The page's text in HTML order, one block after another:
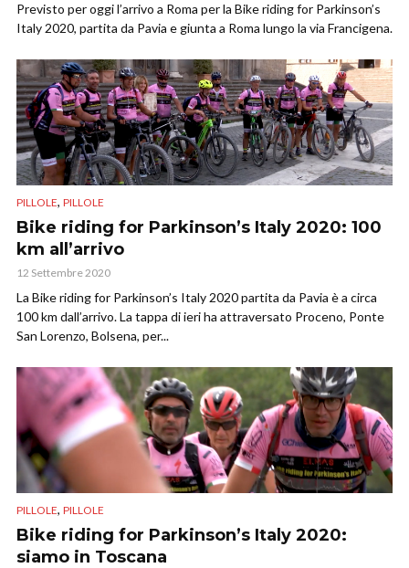
Previsto per oggi l’arrivo a Roma per la Bike riding for Parkinson’s
Italy 2020, partita da Pavia e giunta a Roma lungo la via Francigena.
PILLOLE, PILLOLE
Bike riding for Parkinson’s Italy 2020: 100
km all’arrivo
12 Settembre 2020
La Bike riding for Parkinson’s Italy 2020 partita da Pavia è a circa
100 km dall’arrivo. La tappa di ieri ha attraversato Proceno, Ponte
San Lorenzo, Bolsena, per...
PILLOLE, PILLOLE
Bike riding for Parkinson’s Italy 2020:
siamo in Toscana